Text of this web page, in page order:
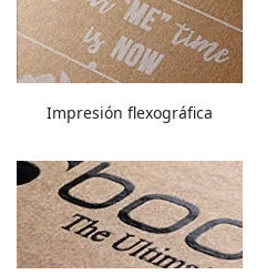
Impresión flexográfica